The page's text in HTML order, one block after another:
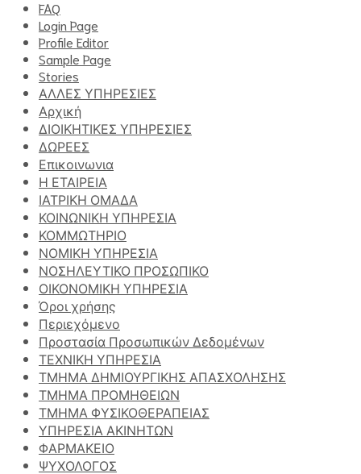
FAQ
Login Page
Profile Editor
Sample Page
Stories
ΑΛΛΕΣ ΥΠΗΡΕΣΙΕΣ
Αρχική
ΔΙΟΙΚΗΤΙΚΕΣ ΥΠΗΡΕΣΙΕΣ
ΔΩΡΕΕΣ
Επικοινωνια
Η ΕΤΑΙΡΕΙΑ
ΙΑΤΡΙΚΗ ΟΜΑΔΑ
ΚΟΙΝΩΝΙΚΗ ΥΠΗΡΕΣΙΑ
ΚΟΜΜΩΤΗΡΙΟ
ΝΟΜΙΚΗ ΥΠΗΡΕΣΙΑ
ΝΟΣΗΛΕΥΤΙΚΟ ΠΡΟΣΩΠΙΚΟ
ΟΙΚΟΝΟΜΙΚΗ ΥΠΗΡΕΣΙΑ
Όροι χρήσης
Περιεχόμενο
Προστασία Προσωπικών Δεδομένων
ΤΕΧΝΙΚΗ ΥΠΗΡΕΣΙΑ
ΤΜΗΜΑ ΔΗΜΙΟΥΡΓΙΚΗΣ ΑΠΑΣΧΟΛΗΣΗΣ
ΤΜΗΜΑ ΠΡΟΜΗΘΕΙΩΝ
ΤΜΗΜΑ ΦΥΣΙΚΟΘΕΡΑΠΕΙΑΣ
ΥΠΗΡΕΣΙΑ ΑΚΙΝΗΤΩΝ
ΦΑΡΜΑΚΕΙΟ
ΨΥΧΟΛΟΓΟΣ